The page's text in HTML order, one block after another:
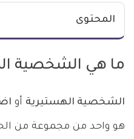
المحتوى
ما هي الشخصية
الشخصية الهستيرية أو
هو واحد من مجموعة من